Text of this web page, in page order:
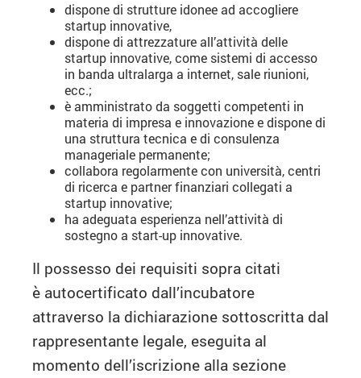
dispone di strutture idonee ad accogliere
startup innovative,
dispone di attrezzature all’attività delle
startup innovative, come sistemi di accesso
in banda ultralarga a internet, sale riunioni,
ecc.;
è amministrato da soggetti competenti in
materia di impresa e innovazione e dispone di
una struttura tecnica e di consulenza
manageriale permanente;
collabora regolarmente con università, centri
di ricerca e partner finanziari collegati a
startup innovative;
ha adeguata esperienza nell’attività di
sostegno a start-up innovative.
Il possesso dei requisiti sopra citati
è autocertificato dall’incubatore
attraverso la dichiarazione sottoscritta dal
rappresentante legale, eseguita al
momento dell’iscrizione alla sezione